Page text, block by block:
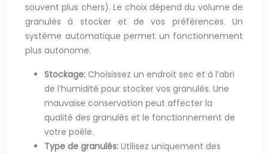
souvent plus chers). Le choix dépend du volume de
granulés à stocker et de vos préférences. Un
système automatique permet un fonctionnement
plus autonome.
Stockage: Choisissez un endroit sec et à l’abri
de l’humidité pour stocker vos granulés. Une
mauvaise conservation peut affecter la
qualité des granulés et le fonctionnement de
votre poêle.
Type de granulés: Utilisez uniquement des